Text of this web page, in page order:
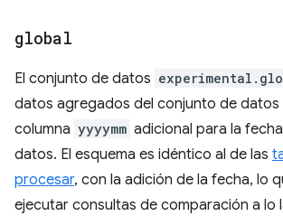
global
El conjunto de datos
datos agregados del conjunto de datos
columna yyyymm adicional para la
datos. El esquema es idéntico al de las
procesar, con la adición de la fecha, lo
ejecutar consultas de comparación a lo